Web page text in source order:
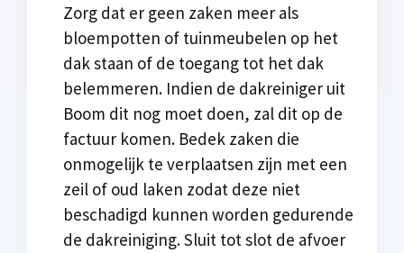
Zorg dat er geen zaken meer als
bloempotten of tuinmeubelen op het
dak staan of de toegang tot het dak
belemmeren. Indien de dakreiniger uit
Boom dit nog moet doen, zal dit op de
factuur komen. Bedek zaken die
onmogelijk te verplaatsen zijn met een
zeil of oud laken zodat deze niet
beschadigd kunnen worden gedurende
de dakreiniging. Sluit tot slot de afvoer